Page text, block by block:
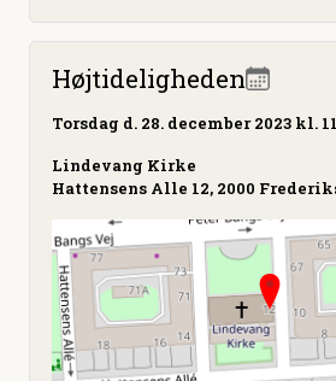
Højtideligheden
Torsdag d. 28. december 2023 kl.
Lindevang Kirke
Hattensens Alle 12, 2000